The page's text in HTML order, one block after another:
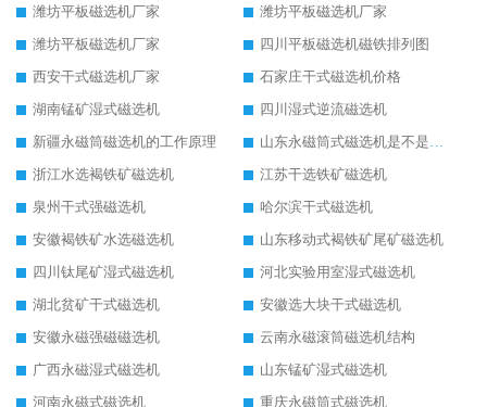
潍坊平板磁选机厂家
潍坊平板磁选机厂家
潍坊平板磁选机厂家
四川平板磁选机磁铁排列图
西安干式磁选机厂家
石家庄干式磁选机价格
湖南锰矿湿式磁选机
四川湿式逆流磁选机
新疆永磁筒磁选机的工作原理
山东永磁筒式磁选机是不是强磁
浙江水选褐铁矿磁选机
江苏干选铁矿磁选机
泉州干式强磁选机
哈尔滨干式磁选机
安徽褐铁矿水选磁选机
山东移动式褐铁矿尾矿磁选机
四川钛尾矿湿式磁选机
河北实验用室湿式磁选机
湖北贫矿干式磁选机
安徽选大块干式磁选机
安徽永磁强磁磁选机
云南永磁滚筒磁选机结构
广西永磁湿式磁选机
山东锰矿湿式磁选机
河南永磁式磁选机
重庆永磁筒式磁选机